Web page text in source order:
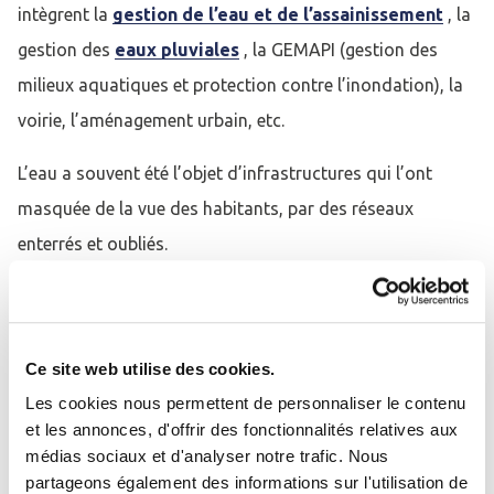
Ce site web utilise des cookies.
Les cookies nous permettent de personnaliser le contenu
et les annonces, d'offrir des fonctionnalités relatives aux
médias sociaux et d'analyser notre trafic. Nous
partageons également des informations sur l'utilisation de
intègrent la gestion de l’eau et de l’assainissement , la
gestion des eaux pluviales , la GEMAPI (gestion des
milieux aquatiques et protection contre l’inondation), la
voirie, l’aménagement urbain, etc.
L’eau a souvent été l’objet d’infrastructures qui l’ont
masquée de la vue des habitants, par des réseaux
enterrés et oubliés.
par exemple,
apportés par lechangement climatique
devenus vieillissant, montrent leurs faiblesses.
Lesdénaturations des cours d’eauet la canalisation
Se connecter